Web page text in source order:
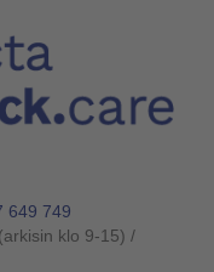
649 749
(arkisin klo 9-15) /